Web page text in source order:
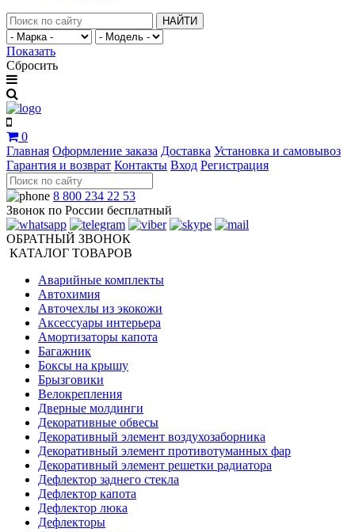
НАЙТИ
Показать
Сбросить
0
Главная Оформление заказа Доставка Установка и самовывоз
Гарантия и возврат Контакты Вход Регистрация
8 800 234 22 53
Звонок по России бесплатный
ОБРАТНЫЙ ЗВОНОК
КАТАЛОГ ТОВАРОВ
Аварийные комплекты
Автохимия
Авточехлы из экокожи
Аксессуары интерьера
Амортизаторы капота
Багажник
Боксы на крышу
Брызговики
Велокрепления
Дверные молдинги
Декоративные обвесы
Декоративный элемент воздухозаборника
Декоративный элемент противотуманных фар
Декоративный элемент решетки радиатора
Дефлектор заднего стекла
Дефлектор капота
Дефлектор люка
Дефлекторы